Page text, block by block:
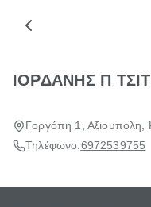
ΙΟΡΔΑΝΗΣ Π
Γοργόπη 1, Αξιουπολη,
Τηλέφωνο:6972539755